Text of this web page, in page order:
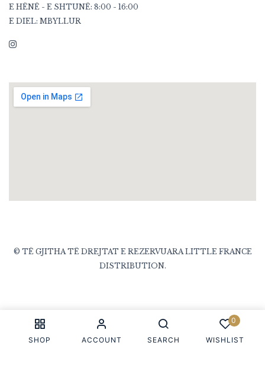
SHOP ACCOUNT SEARCH
0
WISHLIST
E HËNË - E SHTUNË: 8:00 - 16:00
E DIEL: MBYLLUR
© TË GJITHA TË DREJTAT E REZERVUARA LITTLE FRANCE
DISTRIBUTION.